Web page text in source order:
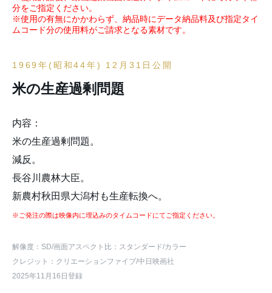
分をご指定ください。
※使用の有無にかかわらず、納品時にデータ納品料及び指定タイ
ムコード分の使用料がご請求となる素材です。
1969年(昭和44年) 12月31日公開
米の生産過剰問題
内容：
米の生産過剰問題。
減反。
長谷川農林大臣。
新農村秋田県大潟村も生産転換へ。
※ご発注の際は映像内に埋込みのタイムコードにてご指定ください。
解像度：SD/画面アスペクト比：スタンダード/カラー
クレジット：クリエーションファイブ/中日映画社
2025年11月16日登録